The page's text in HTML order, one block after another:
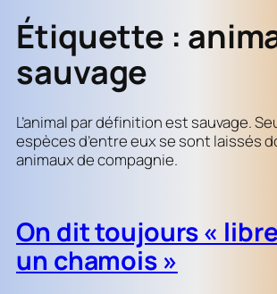
Étiquette :
sauvage
L’animal par définition est sauvage.
espèces d’entre eux se sont laissés
animaux de compagnie.
On dit toujours «
un chamois »